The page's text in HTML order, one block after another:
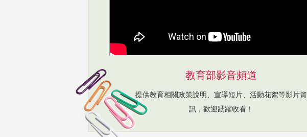
教育部影音頻道
提供教育相關政策說明、宣導短片、活動花絮等影片資
訊，歡迎踴躍收看！